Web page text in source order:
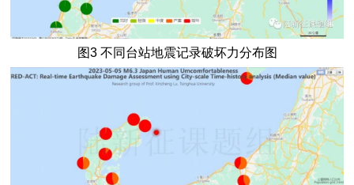
图3 不同台站地震记录破坏力分布图